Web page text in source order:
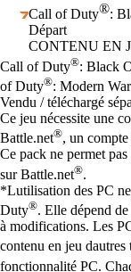
Call of Duty®:
Départ
CONTENU EN
Prix
Available actions
Call of Duty®: Black
of Duty®: Modern
Vendu / téléchargé
Ce jeu nécessite une
Battle.net®, un
Ce pack ne permet
sur Battle.net®.
*Lutilisation des PC
Duty®. Elle dépend
à modifications. Les
contenu en jeu
fonctionnalité PC.